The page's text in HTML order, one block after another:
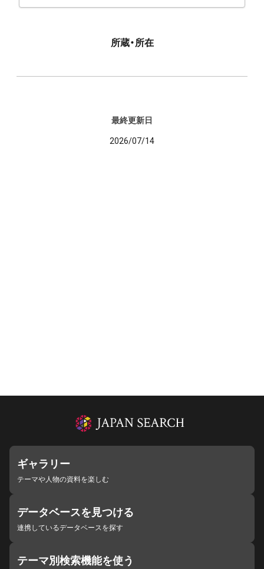
所蔵・所在
最終更新日
2026/07/14
ギャラリー
テーマや人物の資料を楽しむ
データベースを見つける
連携しているデータベースを探す
テーマ別検索機能を使う